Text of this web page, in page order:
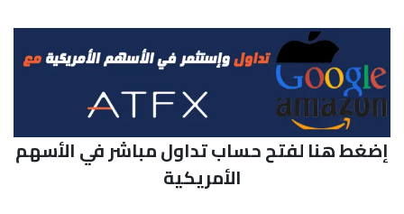
إضغط هنا لفتح حساب تداول مباشر في الأسهم
الأمريكية